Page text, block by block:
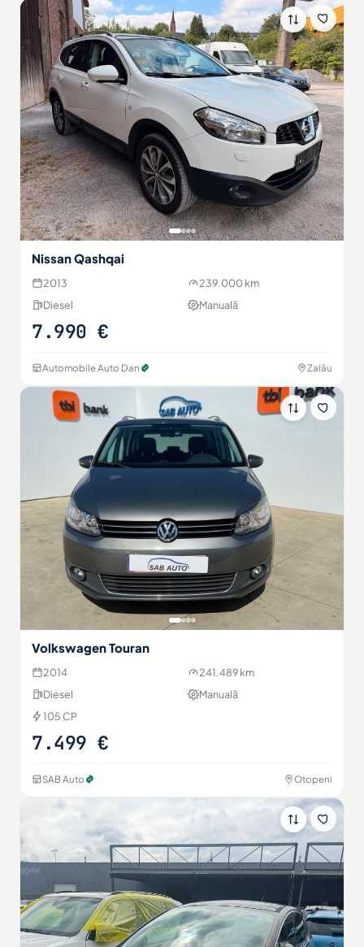
Nissan Qashqai
2013
239.000 km
Diesel
Manuală
7.990 €
Automobile Auto Dan Zalău
Volkswagen Touran
2014
241.489 km
Diesel
Manuală
105 CP
7.499 €
SAB Auto Otopeni